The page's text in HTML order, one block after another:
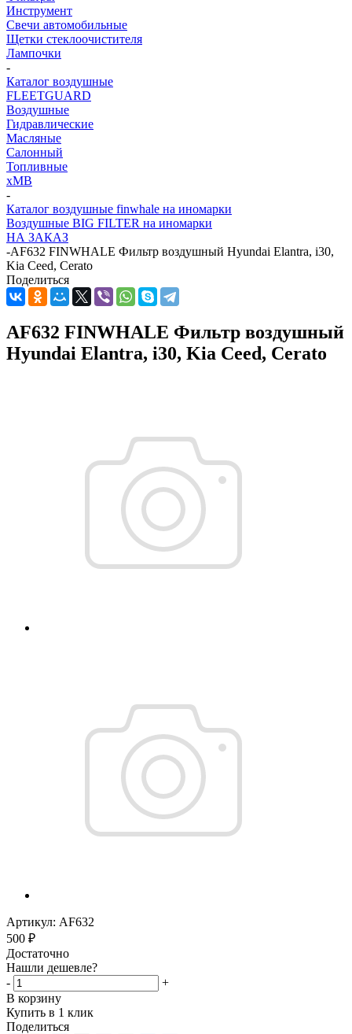
Инструмент
Свечи автомобильные
Щетки стеклоочистителя
Лампочки
-
Каталог воздушные
FLEETGUARD
Воздушные
Гидравлические
Масляные
Салонный
Топливные
хMB
-
Каталог воздушные finwhale на иномарки
Воздушные BIG FILTER на иномарки
НА ЗАКАЗ
-AF632 FINWHALE Фильтр воздушный Hyundai Elantra, i30,
Kia Ceed, Cerato
Поделиться
AF632 FINWHALE Фильтр воздушный
Hyundai Elantra, i30, Kia Ceed, Cerato
Артикул: AF632
500 ₽
Достаточно
Нашли дешевле?
-
+
В корзину
Купить в 1 клик
Поделиться